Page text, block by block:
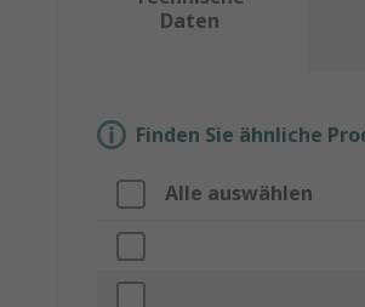
Daten
Finden Sie ähnliche
Alle auswählen